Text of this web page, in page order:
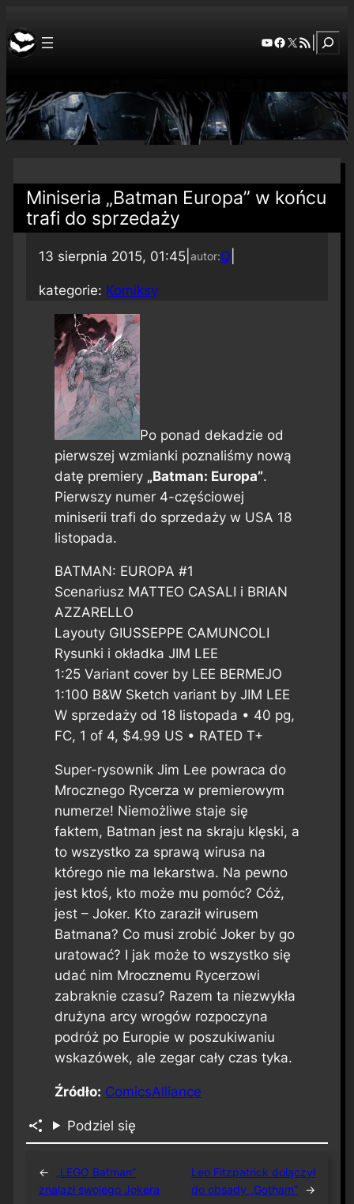
YouTube
Facebook
X RSS Feed
Miniseria „Batman Europa” w końcu
trafi do sprzedaży
13 sierpnia 2015, 01:45| autor:Q
kategorie: Komiksy
Po ponad dekadzie od
pierwszej wzmianki poznaliśmy nową
datę premiery „Batman: Europa”.
Pierwszy numer 4-częściowej
miniserii trafi do sprzedaży w USA 18
listopada.
BATMAN: EUROPA #1
Scenariusz MATTEO CASALI i BRIAN
AZZARELLO
Layouty GIUSSEPPE CAMUNCOLI
Rysunki i okładka JIM LEE
1:25 Variant cover by LEE BERMEJO
1:100 B&W Sketch variant by JIM LEE
W sprzedaży od 18 listopada • 40 pg,
FC, 1 of 4, $4.99 US • RATED T+
Super-rysownik Jim Lee powraca do
Mrocznego Rycerza w premierowym
numerze! Niemożliwe staje się
faktem, Batman jest na skraju klęski, a
to wszystko za sprawą wirusa na
którego nie ma lekarstwa. Na pewno
jest ktoś, kto może mu pomóc? Cóż,
jest – Joker. Kto zaraził wirusem
Batmana? Co musi zrobić Joker by go
uratować? I jak może to wszystko się
udać nim Mrocznemu Rycerzowi
zabraknie czasu? Razem ta niezwykła
drużyna arcy wrogów rozpoczyna
podróż po Europie w poszukiwaniu
wskazówek, ale zegar cały czas tyka.
Źródło: ComicsAlliance
Podziel się
←
„LEGO Batman”
znalazł swojego Jokera
Leo Fitzpatrick dołączył
do obsady „Gotham” →